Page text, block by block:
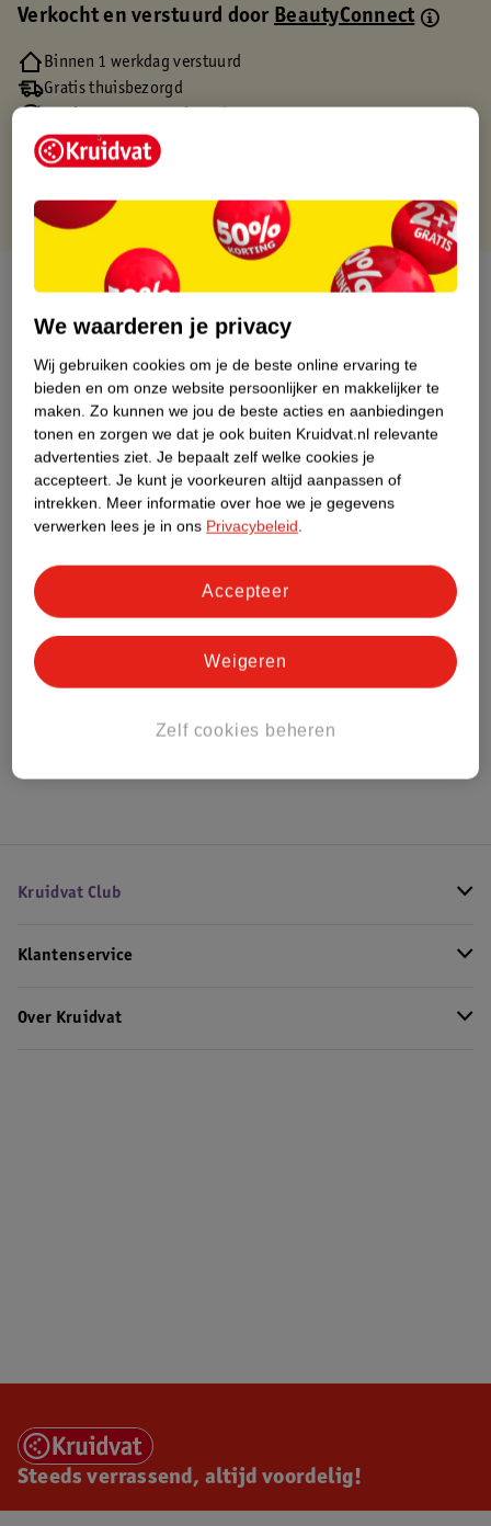
Verkocht en verstuurd doorBeautyConnect
Binnen 1 werkdag verstuurd
Gratis thuisbezorgd
Gratis punten met je Kruidvat kaart
Over dit product
Productinformatie
Nature Impact Score
Dit product heeft (nog) geen Nature
Impact Score.
Meer informatie
Bestel & Bezorginformatie
Bekijk ook
Kruidvat Club
Klantenservice
Over Kruidvat
Steeds verrassend, altijd voordelig!
We waarderen je privacy
Wij gebruiken cookies om je de beste online ervaring te
bieden en om onze website persoonlijker en makkelijker te
maken. Zo kunnen we jou de beste acties en aanbiedingen
tonen en zorgen we dat je ook buiten Kruidvat.nl relevante
advertenties ziet. Je bepaalt zelf welke cookies je
accepteert. Je kunt je voorkeuren altijd aanpassen of
intrekken. Meer informatie over hoe we je gegevens
verwerken lees je in ons Privacybeleid.
Zelf cookies beheren
Weigeren
Accepteer